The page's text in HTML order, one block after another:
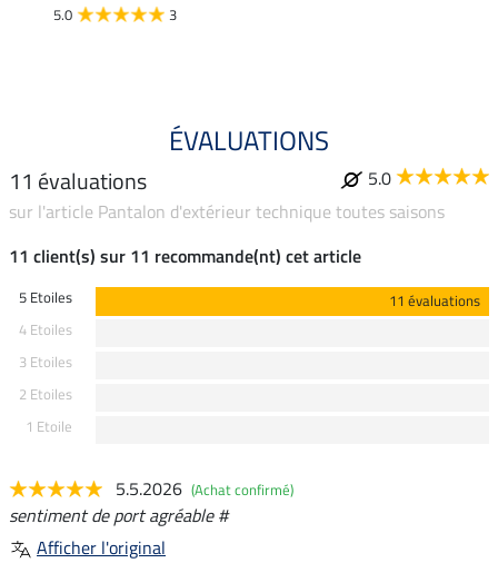
5.0 3
ÉVALUATIONS
11 évaluations
5.0
sur l'article Pantalon d'extérieur technique toutes saisons
11 client(s) sur 11 recommande(nt) cet article
5 Etoiles
11 évaluations
4 Etoiles
3 Etoiles
2 Etoiles
1 Etoile
5.5.2026 (Achat confirmé)
sentiment de port agréable #
Afficher l'original